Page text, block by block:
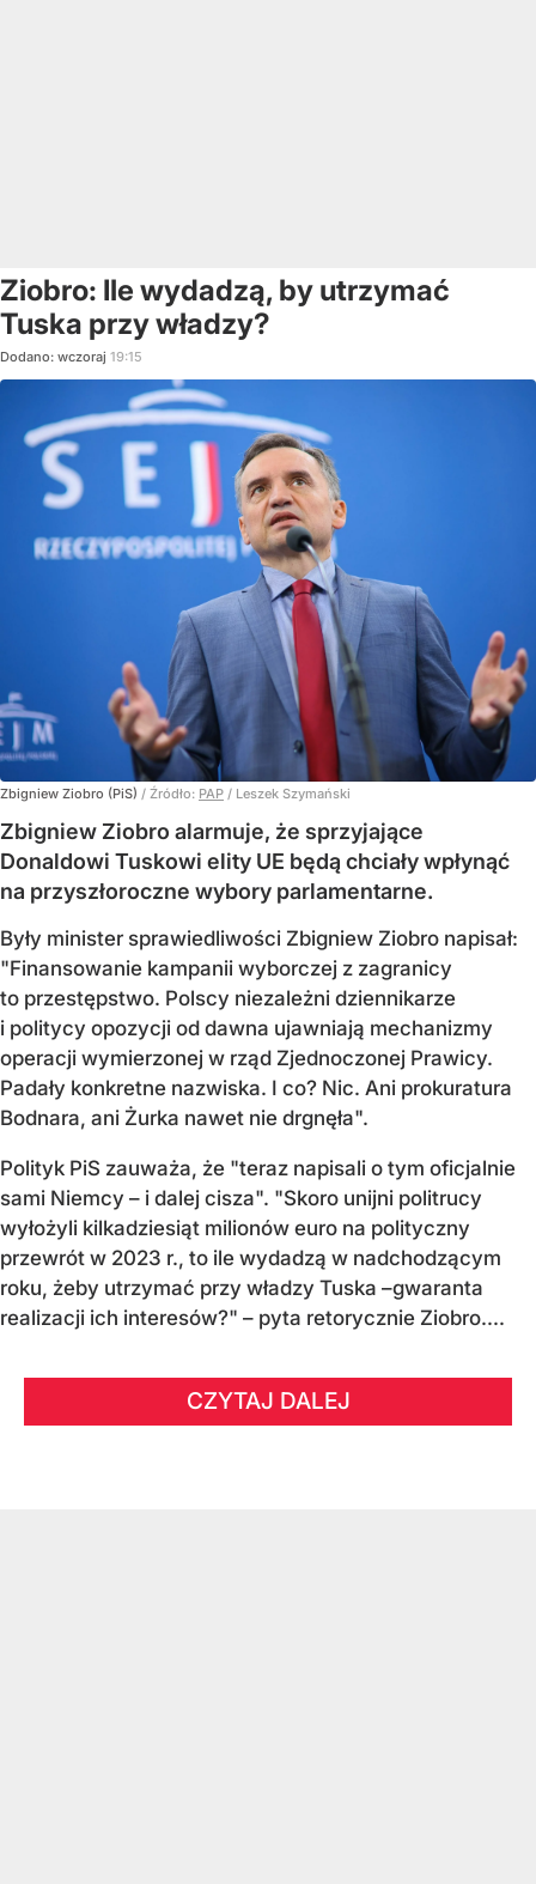
Ziobro: Ile wydadzą, by utrzymać
Tuska przy władzy?
Dodano: wczoraj 19:15
Zbigniew Ziobro (PiS) / Źródło: PAP / Leszek Szymański
Zbigniew Ziobro alarmuje, że sprzyjające
Donaldowi Tuskowi elity UE będą chciały wpłynąć
na przyszłoroczne wybory parlamentarne.
Były minister sprawiedliwości Zbigniew Ziobro napisał:
"Finansowanie kampanii wyborczej z zagranicy
to przestępstwo. Polscy niezależni dziennikarze
i politycy opozycji od dawna ujawniają mechanizmy
operacji wymierzonej w rząd Zjednoczonej Prawicy.
Padały konkretne nazwiska. I co? Nic. Ani prokuratura
Bodnara, ani Żurka nawet nie drgnęła".
Polityk PiS zauważa, że "teraz napisali o tym oficjalnie
sami Niemcy – i dalej cisza". "Skoro unijni politrucy
wyłożyli kilkadziesiąt milionów euro na polityczny
przewrót w 2023 r., to ile wydadzą w nadchodzącym
roku, żeby utrzymać przy władzy Tuska –gwaranta
realizacji ich interesów?" – pyta retorycznie Ziobro....
CZYTAJ DALEJ